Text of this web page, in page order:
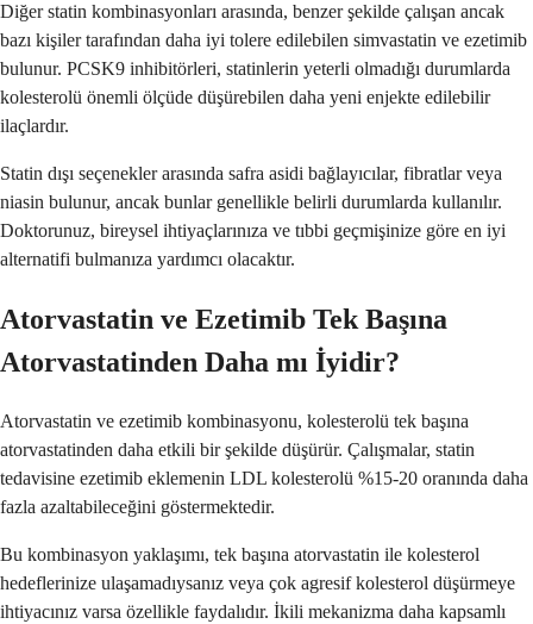
Diğer statin kombinasyonları arasında, benzer şekilde çalışan ancak
bazı kişiler tarafından daha iyi tolere edilebilen simvastatin ve ezetimib
bulunur. PCSK9 inhibitörleri, statinlerin yeterli olmadığı durumlarda
kolesterolü önemli ölçüde düşürebilen daha yeni enjekte edilebilir
ilaçlardır.
Statin dışı seçenekler arasında safra asidi bağlayıcılar, fibratlar veya
niasin bulunur, ancak bunlar genellikle belirli durumlarda kullanılır.
Doktorunuz, bireysel ihtiyaçlarınıza ve tıbbi geçmişinize göre en iyi
alternatifi bulmanıza yardımcı olacaktır.
Atorvastatin ve Ezetimib Tek Başına
Atorvastatinden Daha mı İyidir?
Atorvastatin ve ezetimib kombinasyonu, kolesterolü tek başına
atorvastatinden daha etkili bir şekilde düşürür. Çalışmalar, statin
tedavisine ezetimib eklemenin LDL kolesterolü %15-20 oranında daha
fazla azaltabileceğini göstermektedir.
Bu kombinasyon yaklaşımı, tek başına atorvastatin ile kolesterol
hedeflerinize ulaşamadıysanız veya çok agresif kolesterol düşürmeye
ihtiyacınız varsa özellikle faydalıdır. İkili mekanizma daha kapsamlı